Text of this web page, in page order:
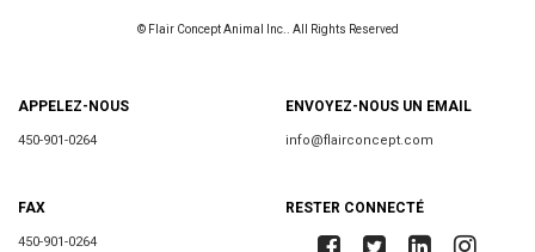
© Flair Concept Animal Inc.. All Rights Reserved
APPELEZ-NOUS
450-901-0264
FAX
450-901-0264
ENVOYEZ-NOUS UN EMAIL
info@flairconcept.com
RESTER CONNECTÉ